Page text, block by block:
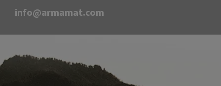
info@armamat.com